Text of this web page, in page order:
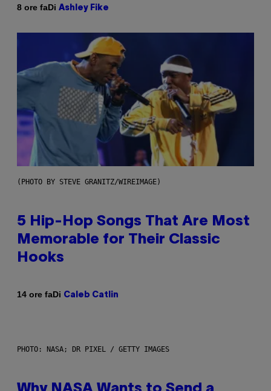
8 ore faDi Ashley Fike
(PHOTO BY STEVE GRANITZ/WIREIMAGE)
5 Hip-Hop Songs That Are Most
Memorable for Their Classic
Hooks
14 ore faDi Caleb Catlin
PHOTO: NASA; DR PIXEL / GETTY IMAGES